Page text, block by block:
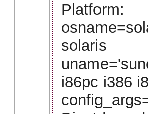
Platform:
solaris
i86pc i386